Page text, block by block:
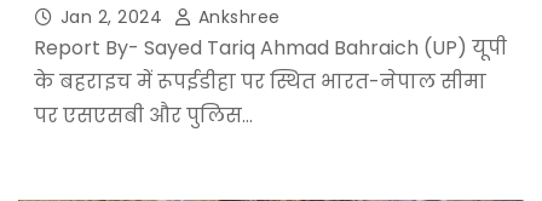
Jan 2, 2024 Ankshree
Report By- Sayed Tariq Ahmad Bahraich (UP) यूपी
के बहराइच में रूपईडीहा पर स्थित भारत-नेपाल सीमा
पर एसएसबी और पुलिस…